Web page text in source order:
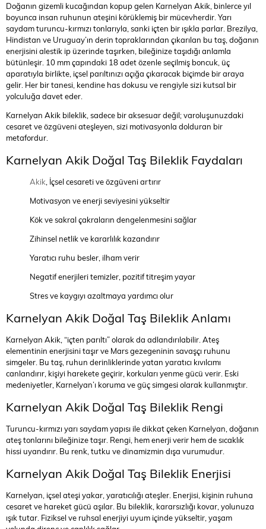
Doğanın gizemli kucağından kopup gelen Karnelyan Akik, binlerce yıl
boyunca insan ruhunun ateşini körüklemiş bir mücevherdir. Yarı
saydam turuncu-kırmızı tonlarıyla, sanki içten bir ışıkla parlar. Brezilya,
Hindistan ve Uruguay’ın derin topraklarından çıkarılan bu taş, doğanın
enerjisini alestik ip üzerinde taşırken, bileğinize taşıdığı anlamla
bütünleşir. 10 mm çapındaki 18 adet özenle seçilmiş boncuk, üç
aparatıyla birlikte, içsel parıltınızı açığa çıkaracak biçimde bir araya
gelir. Her bir tanesi, kendine has dokusu ve rengiyle sizi kutsal bir
yolculuğa davet eder.
Karnelyan Akik bileklik, sadece bir aksesuar değil; varoluşunuzdaki
cesaret ve özgüveni ateşleyen, sizi motivasyonla dolduran bir
metafordur.
Karnelyan Akik Doğal Taş Bileklik Faydaları
Akik, İçsel cesareti ve özgüveni artırır
Motivasyon ve enerji seviyesini yükseltir
Kök ve sakral çakraların dengelenmesini sağlar
Zihinsel netlik ve kararlılık kazandırır
Yaratıcı ruhu besler, ilham verir
Negatif enerjileri temizler, pozitif titreşim yayar
Stres ve kaygıyı azaltmaya yardımcı olur
Karnelyan Akik Doğal Taş Bileklik Anlamı
Karnelyan Akik, “içten parıltı” olarak da adlandırılabilir. Ateş
elementinin enerjisini taşır ve Mars gezegeninin savaşçı ruhunu
simgeler. Bu taş, ruhun derinliklerinde yatan yaratıcı kıvılcımı
canlandırır, kişiyi harekete geçirir, korkuları yenme gücü verir. Eski
medeniyetler, Karnelyan’ı koruma ve güç simgesi olarak kullanmıştır.
Karnelyan Akik Doğal Taş Bileklik Rengi
Turuncu-kırmızı yarı saydam yapısı ile dikkat çeken Karnelyan, doğanın
ateş tonlarını bileğinize taşır. Rengi, hem enerji verir hem de sıcaklık
hissi uyandırır. Bu renk, tutku ve dinamizmin dışa vurumudur.
Karnelyan Akik Doğal Taş Bileklik Enerjisi
Karnelyan, içsel ateşi yakar, yaratıcılığı ateşler. Enerjisi, kişinin ruhuna
cesaret ve hareket gücü aşılar. Bu bileklik, kararsızlığı kovar, yolunuza
ışık tutar. Fiziksel ve ruhsal enerjiyi uyum içinde yükseltir, yaşam